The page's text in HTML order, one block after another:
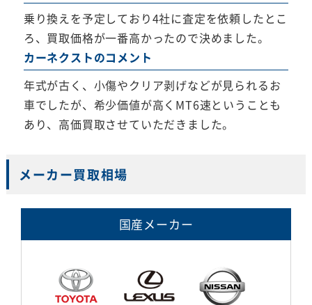
乗り換えを予定しており4社に査定を依頼したとこ
ろ、買取価格が一番高かったので決めました。
カーネクストのコメント
年式が古く、小傷やクリア剥げなどが見られるお
車でしたが、希少価値が高くMT6速ということも
あり、高価買取させていただきました。
メーカー買取相場
国産メーカー